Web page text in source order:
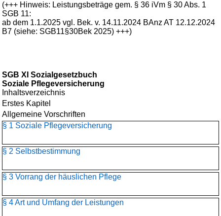
(+++ Hinweis: Leistungsbeträge gem. § 36 iVm § 30 Abs. 1
SGB 11:
ab dem 1.1.2025 vgl. Bek. v. 14.11.2024 BAnz AT 12.12.2024
B7 (siehe: SGB11§30Bek 2025) +++)
SGB XI Sozialgesetzbuch
Soziale Pflegeversicherung
Inhaltsverzeichnis
Erstes Kapitel
Allgemeine Vorschriften
§ 1 Soziale Pflegeversicherung
§ 2 Selbstbestimmung
§ 3 Vorrang der häuslichen Pflege
§ 4 Art und Umfang der Leistungen